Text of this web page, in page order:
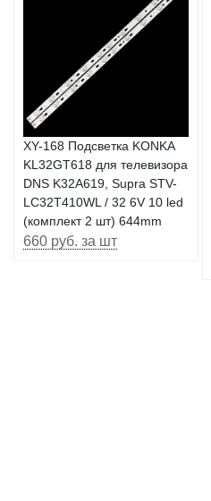
XY-168 Подсветка KONKA
KL32GT618 для телевизора
DNS K32A619, Supra STV-
LC32T410WL / 32 6V 10 led
(комплект 2 шт) 644mm
660 руб. за шт